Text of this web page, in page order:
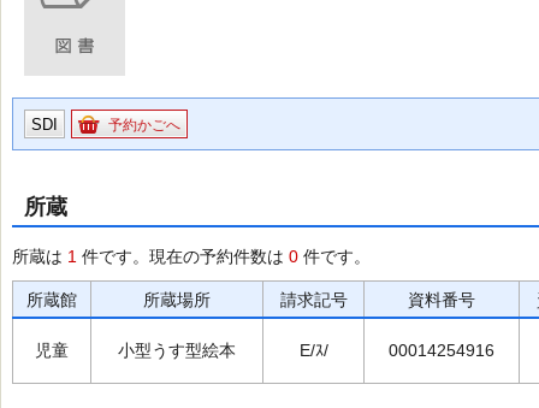
SDI 予約かごへ
所蔵
所蔵は 1 件です。現在の予約件数は 0 件です。
所蔵館 所蔵場所 請求記号 資料番号
児童 小型うす型絵本 E/ｽ/ 00014254916